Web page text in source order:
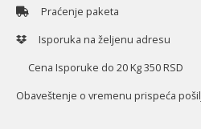
Praćenje paketa
Isporuka na željenu adresu
Cena Isporuke do 20 Kg 350 RSD
Obaveštenje o vremenu prispeća